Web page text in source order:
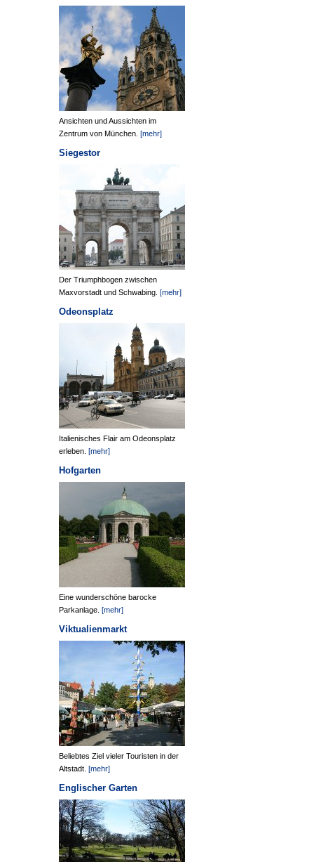
Ansichten und Aussichten im
Zentrum von München. [mehr]
Siegestor
Der Triumphbogen zwischen
Maxvorstadt und Schwabing. [mehr]
Odeonsplatz
Italienisches Flair am Odeonsplatz
erleben. [mehr]
Hofgarten
Eine wunderschöne barocke
Parkanlage. [mehr]
Viktualienmarkt
Beliebtes Ziel vieler Touristen in der
Altstadt. [mehr]
Englischer Garten